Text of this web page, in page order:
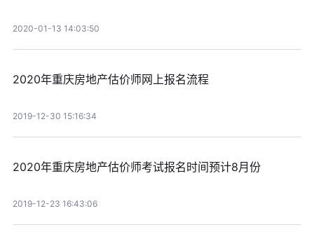
2020-01-13 14:03:50
2020年重庆房地产估价师网上报名流程
2019-12-30 15:16:34
2020年重庆房地产估价师考试报名时间预计8月份
2019-12-23 16:43:06